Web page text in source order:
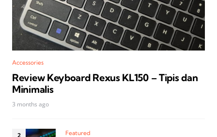
Accessories
Review Keyboard Rexus KL150 – Tipis dan
Minimalis
3 months ago
Featured